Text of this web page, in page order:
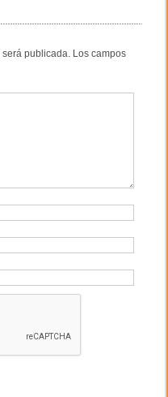
publicada. Los campos